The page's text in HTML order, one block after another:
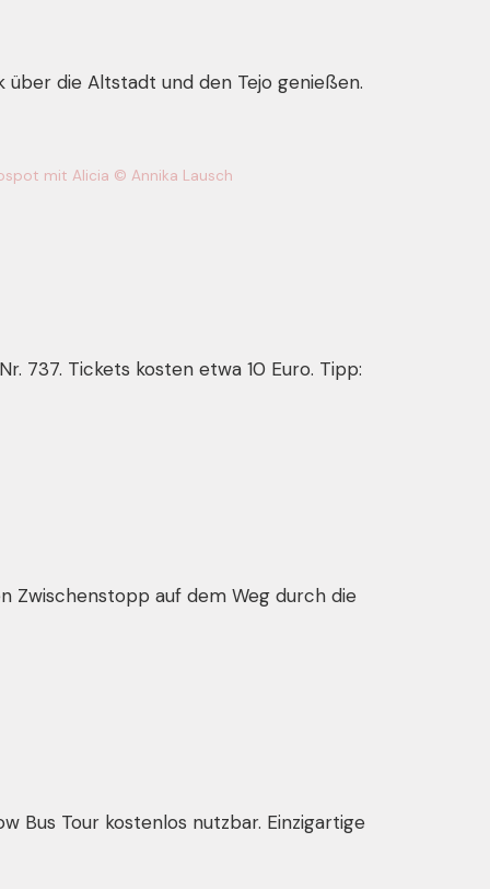
über die Altstadt und den Tejo genießen.
mit Alicia © Annika Lausch
737. Tickets kosten etwa 10 Euro. Tipp:
Zwischenstopp auf dem Weg durch die
Bus Tour kostenlos nutzbar. Einzigartige